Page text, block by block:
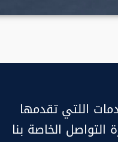
اللتي تقدمها
التواصل الخاصة بنا